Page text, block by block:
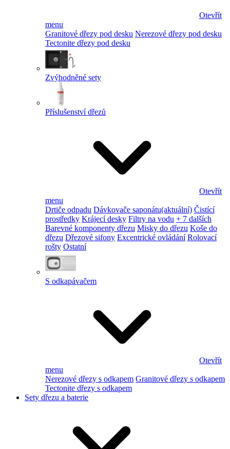
Otevřít
menu
Granitové dřezy pod desku Nerezové dřezy pod desku
Tectonite dřezy pod desku
Zvýhodněné sety
Příslušenství dřezů
Otevřít
menu
Drtiče odpadu Dávkovače saponátu(aktuální) Čistící
prostředky Krájecí desky Filtry na vodu + 7 dalších
Barevné komponenty dřezu Misky do dřezu Koše do
dřezu Dřezové sifony Excentrické ovládání Rolovací
rošty Ostatní
S odkapávačem
Otevřít
menu
Nerezové dřezy s odkapem Granitové dřezy s odkapem
Tectonite dřezy s odkapem
Sety dřezu a baterie